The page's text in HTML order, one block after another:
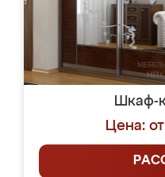
Шкаф-
Цена: